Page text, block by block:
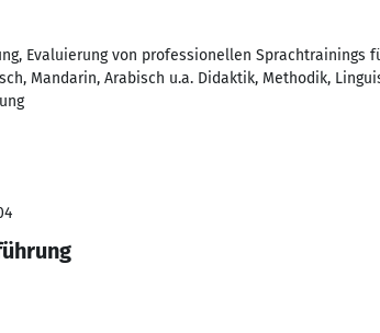
Evaluierung von professionellen Sprachtrainings
Mandarin, Arabisch u.a. Didaktik, Methodik,